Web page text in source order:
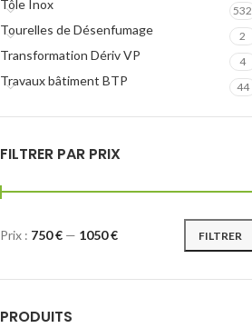
Tôle Inox 532
Tourelles de Désenfumage 2
Transformation Dériv VP 4
Travaux bâtiment BTP 44
FILTRER PAR PRIX
FILTRER
Prix : 750 € — 1050 €
PRODUITS